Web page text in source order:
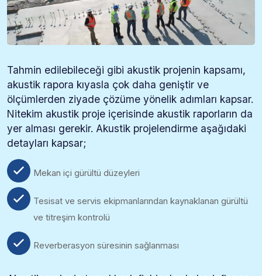
Tahmin edilebileceği gibi akustik projenin kapsamı,
akustik rapora kıyasla çok daha geniştir ve
ölçümlerden ziyade çözüme yönelik adımları kapsar.
Nitekim akustik proje içerisinde akustik raporların da
yer alması gerekir. Akustik projelendirme aşağıdaki
detayları kapsar;
Mekan içi gürültü düzeyleri
Tesisat ve servis ekipmanlarından kaynaklanan gürültü
ve titreşim kontrolü
Reverberasyon süresinin sağlanması